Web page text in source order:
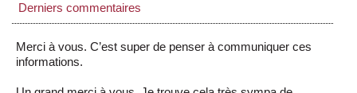
Derniers commentaires
Merci à vous. C’est super de penser à communiquer ces
informations.